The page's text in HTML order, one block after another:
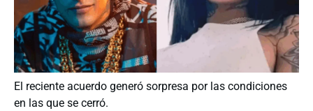
El reciente acuerdo generó sorpresa por las condiciones
en las que se cerró.